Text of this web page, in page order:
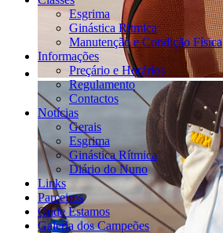
Esgrima
Ginástica Rítmica
Manutenção e Condição Física
Informações
Preçário e Horários
Regulamento
Contactos
Notícias
Gerais
Esgrima
Ginástica Rítmica
Diário do Nuno
Links
Parceiros
Onde Estamos
Galeria dos Campeões